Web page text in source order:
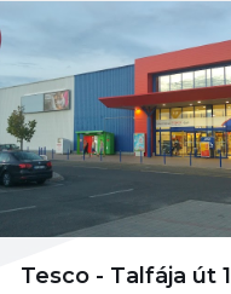
Tesco - Talfája út 1